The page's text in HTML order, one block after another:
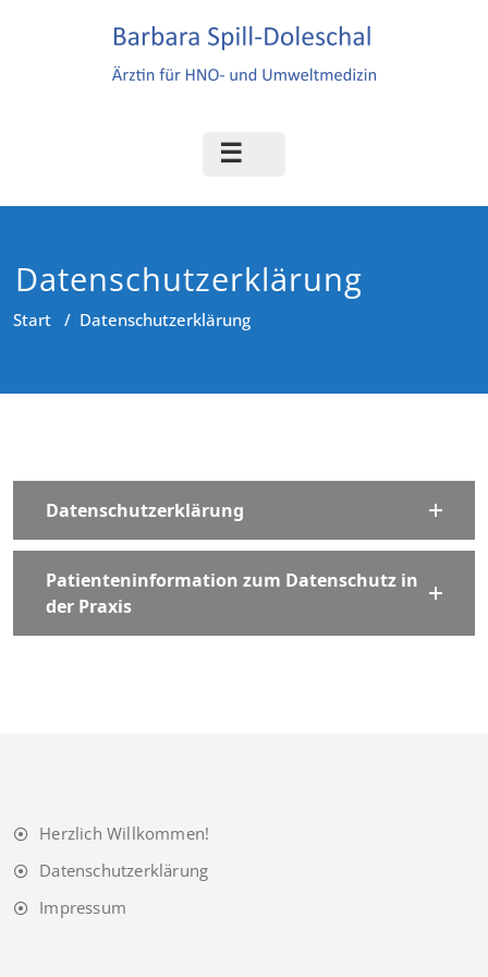
Datenschutzerklärung
Start / Datenschutzerklärung
Datenschutzerklärung
Patienteninformation zum Datenschutz in
der Praxis
Herzlich Willkommen!
Datenschutzerklärung
Impressum